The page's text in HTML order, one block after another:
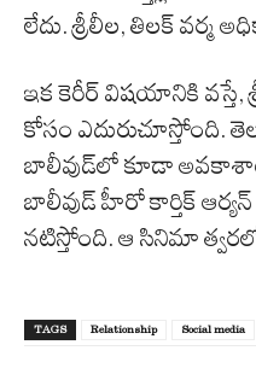
లేదు. శ్రీలీల, తిలక్ వర్మ
ఇక కెరీర్ విషయానికి వస్తే,
కోసం ఎదురుచూస్తోంది.
బాలీవుడ్‌లో కూడా
బాలీవుడ్ హీరో కార్తిక్
నటిస్తోంది. ఆ సినిమా త్వరలో
TAGS Relationship Social media